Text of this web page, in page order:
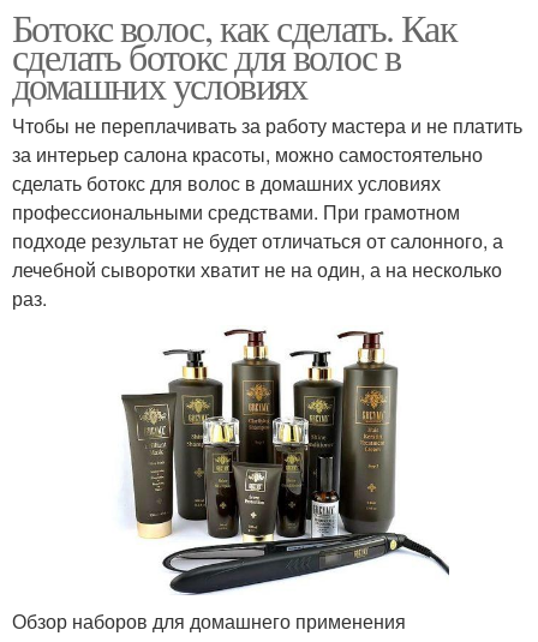
Ботокс волос, как сделать. Как
сделать ботокс для волос в
домашних условиях
Чтобы не переплачивать за работу мастера и не платить
за интерьер салона красоты, можно самостоятельно
сделать ботокс для волос в домашних условиях
профессиональными средствами. При грамотном
подходе результат не будет отличаться от салонного, а
лечебной сыворотки хватит не на один, а на несколько
раз.
Обзор наборов для домашнего применения